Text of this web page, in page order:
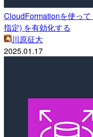
CloudFormationを使っ
指定) を有効化する
川原征大
2025.01.17